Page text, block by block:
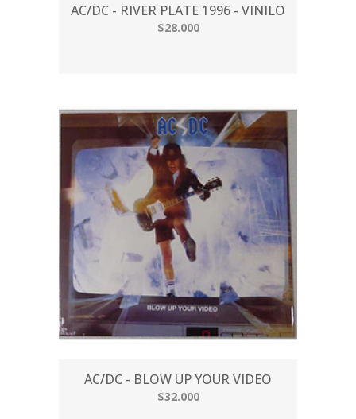
AC/DC - RIVER PLATE 1996 - VINILO
$28.000
AC/DC - BLOW UP YOUR VIDEO
$32.000